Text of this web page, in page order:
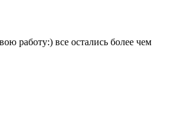
работу:) все остались более чем